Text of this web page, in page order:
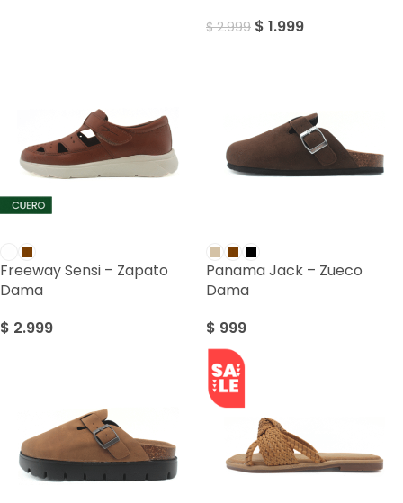
$2.999 $ 1.999
Freeway Sensi – Zapato
Dama
$ 2.999
Panama Jack – Zueco
Dama
$ 999